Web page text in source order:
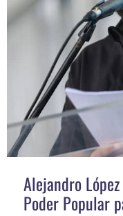
Alejandro
Poder Popular